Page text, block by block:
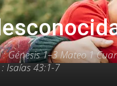
Génesis 1–3 Mateo 1
Isaías 43:1-7